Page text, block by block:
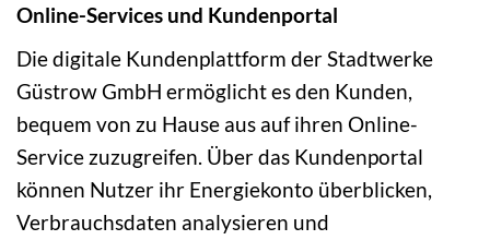
Online-Services und Kundenportal
Die digitale Kundenplattform der Stadtwerke
Güstrow GmbH ermöglicht es den Kunden,
bequem von zu Hause aus auf ihren Online-
Service zuzugreifen. Über das Kundenportal
können Nutzer ihr Energiekonto überblicken,
Verbrauchsdaten analysieren und